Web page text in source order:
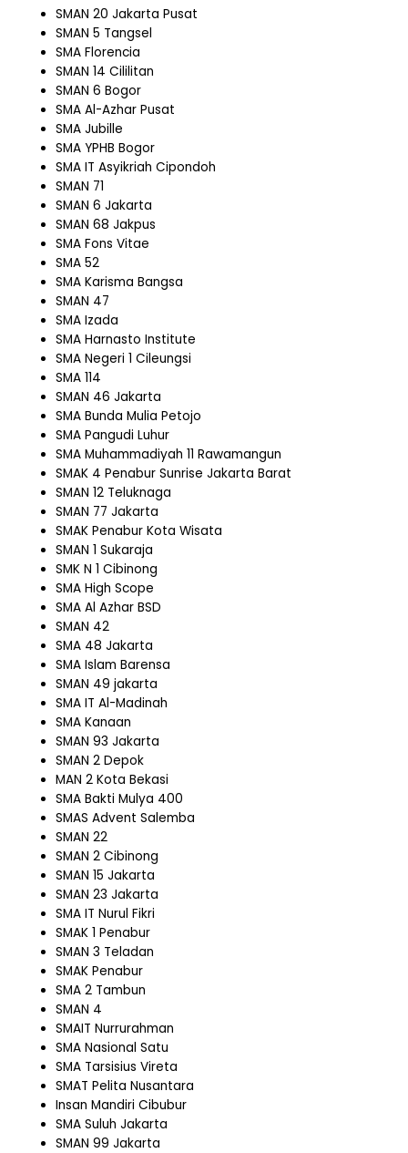
SMAN 20 Jakarta Pusat
SMAN 5 Tangsel
SMA Florencia
SMAN 14 Cililitan
SMAN 6 Bogor
SMA Al-Azhar Pusat
SMA Jubille
SMA YPHB Bogor
SMA IT Asyikriah Cipondoh
SMAN 71
SMAN 6 Jakarta
SMAN 68 Jakpus
SMA Fons Vitae
SMA 52
SMA Karisma Bangsa
SMAN 47
SMA Izada
SMA Harnasto Institute
SMA Negeri 1 Cileungsi
SMA 114
SMAN 46 Jakarta
SMA Bunda Mulia Petojo
SMA Pangudi Luhur
SMA Muhammadiyah 11 Rawamangun
SMAK 4 Penabur Sunrise Jakarta Barat
SMAN 12 Teluknaga
SMAN 77 Jakarta
SMAK Penabur Kota Wisata
SMAN 1 Sukaraja
SMK N 1 Cibinong
SMA High Scope
SMA Al Azhar BSD
SMAN 42
SMA 48 Jakarta
SMA Islam Barensa
SMAN 49 jakarta
SMA IT Al-Madinah
SMA Kanaan
SMAN 93 Jakarta
SMAN 2 Depok
MAN 2 Kota Bekasi
SMA Bakti Mulya 400
SMAS Advent Salemba
SMAN 22
SMAN 2 Cibinong
SMAN 15 Jakarta
SMAN 23 Jakarta
SMA IT Nurul Fikri
SMAK 1 Penabur
SMAN 3 Teladan
SMAK Penabur
SMA 2 Tambun
SMAN 4
SMAIT Nurrurahman
SMA Nasional Satu
SMA Tarsisius Vireta
SMAT Pelita Nusantara
Insan Mandiri Cibubur
SMA Suluh Jakarta
SMAN 99 Jakarta